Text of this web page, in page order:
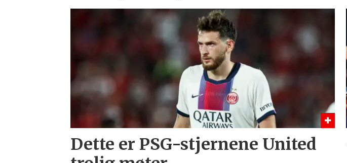
Dette er PSG-stjernene United